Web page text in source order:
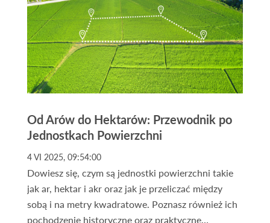
decyzję o zakupie gruntu.
Od Arów do Hektarów: Przewodnik po
Jednostkach Powierzchni
4 VI 2025, 09:54:00
Dowiesz się, czym są jednostki powierzchni takie
jak ar, hektar i akr oraz jak je przeliczać między
sobą i na metry kwadratowe. Poznasz również ich
pochodzenie historyczne oraz praktyczne